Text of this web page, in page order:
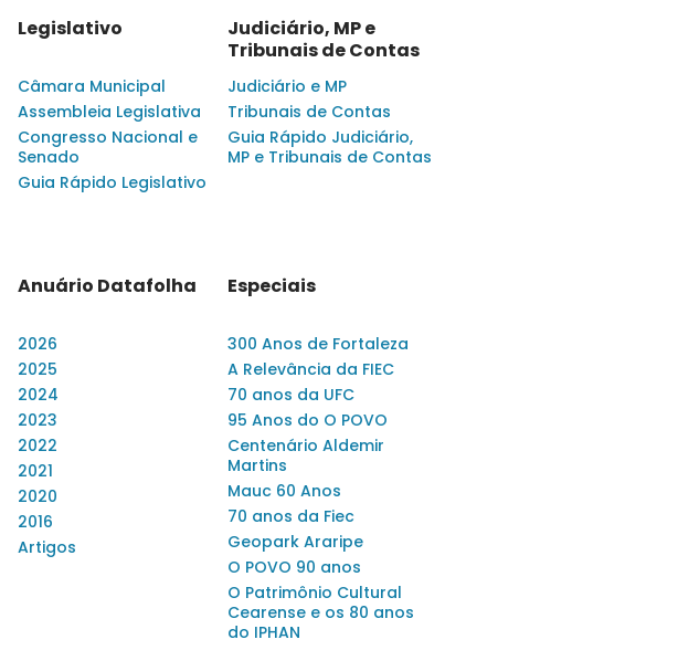
Legislativo
Câmara Municipal
Assembleia Legislativa
Congresso Nacional e
Senado
Guia Rápido Legislativo
Judiciário, MP e
Tribunais de Contas
Judiciário e MP
Tribunais de Contas
Guia Rápido Judiciário,
MP e Tribunais de Contas
Anuário Datafolha
2026
2025
2024
2023
2022
2021
2020
2016
Artigos
Especiais
300 Anos de Fortaleza
A Relevância da FIEC
70 anos da UFC
95 Anos do O POVO
Centenário Aldemir
Martins
Mauc 60 Anos
70 anos da Fiec
Geopark Araripe
O POVO 90 anos
O Patrimônio Cultural
Cearense e os 80 anos
do IPHAN